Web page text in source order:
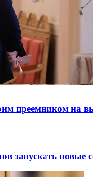
преемником на
запускать новые